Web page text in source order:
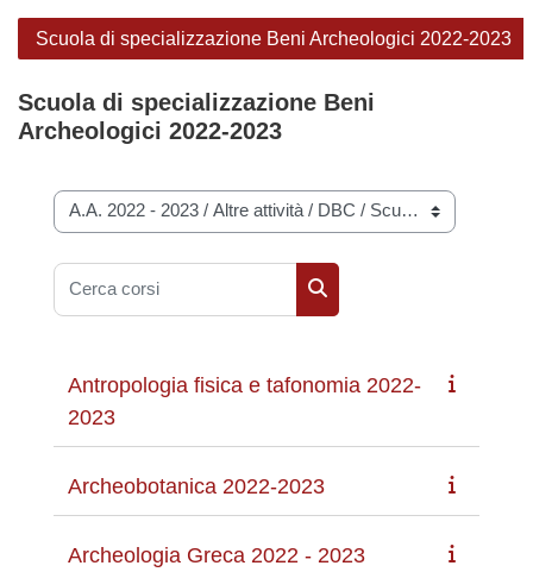
Scuola di specializzazione Beni Archeologici 2022-2023
Scuola di specializzazione Beni
Archeologici 2022-2023
Categorie di corso
Cerca corsi
Cerca corsi
Antropologia fisica e tafonomia 2022-
2023
Archeobotanica 2022-2023
Archeologia Greca 2022 - 2023